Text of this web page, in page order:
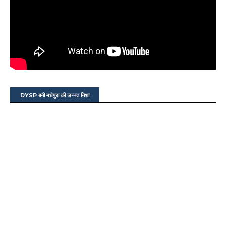
DYSP बनी मधेपुरा की जन्नत निशा